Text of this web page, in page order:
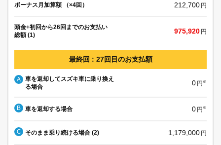
ボーナス月加算額 （×4回） 212,700 円
頭金+初回から26回までのお支払い
総額 (1)
975,920 円
最終回 : 27回目のお支払額
A
車を返却してスズキ車に乗り換え
る場合
0 円 ※
B 車を返却する場合 0 円 ※
C そのまま乗り続ける場合 (2) 1,179,000 円